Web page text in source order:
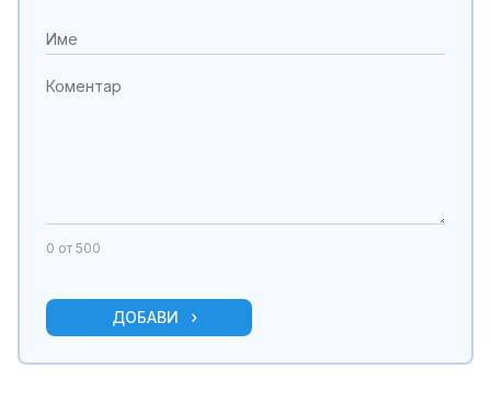
0 от 500
ДОБАВИ